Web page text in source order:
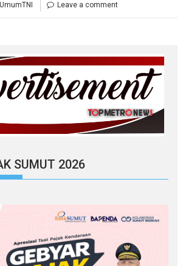
Leave a comment
SUMUT 2026